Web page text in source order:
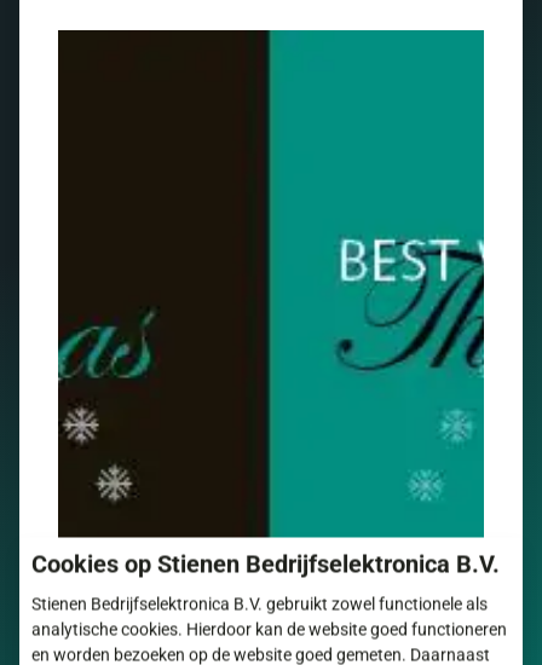
Cookies op Stienen Bedrijfselektronica B.V.
Stienen Bedrijfselektronica B.V. gebruikt zowel functionele als
analytische cookies. Hierdoor kan de website goed functioneren
en worden bezoeken op de website goed gemeten. Daarnaast